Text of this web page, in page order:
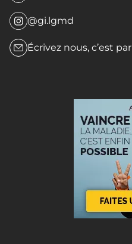
@gi.lgmd
Écrivez nous, c’est par